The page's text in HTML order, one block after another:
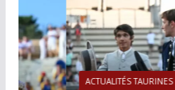
ACTUALITÉS TAURINES PHOTOS